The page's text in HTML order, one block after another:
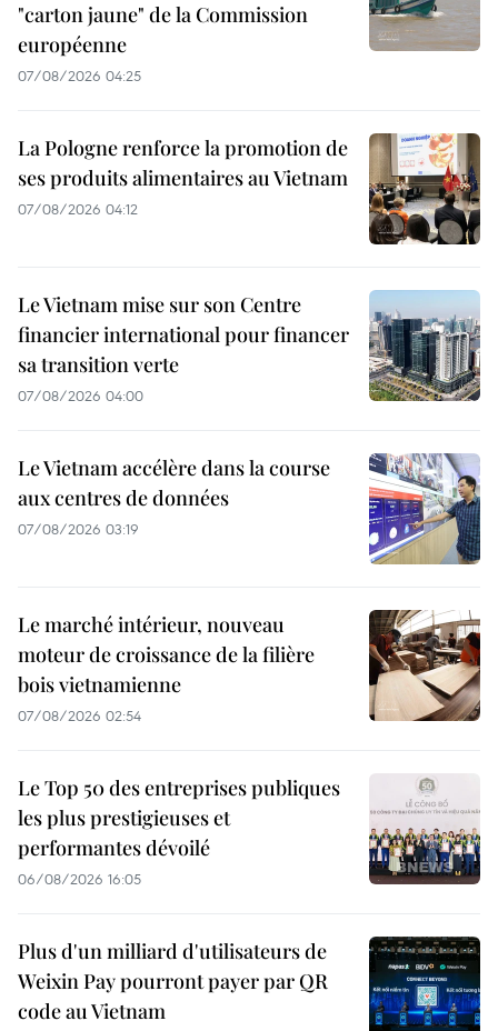
"carton jaune" de la Commission
européenne
07/08/2026 04:25
La Pologne renforce la promotion de
ses produits alimentaires au Vietnam
07/08/2026 04:12
Le Vietnam mise sur son Centre
financier international pour financer
sa transition verte
07/08/2026 04:00
Le Vietnam accélère dans la course
aux centres de données
07/08/2026 03:19
Le marché intérieur, nouveau
moteur de croissance de la filière
bois vietnamienne
07/08/2026 02:54
Le Top 50 des entreprises publiques
les plus prestigieuses et
performantes dévoilé
06/08/2026 16:05
Plus d'un milliard d'utilisateurs de
Weixin Pay pourront payer par QR
code au Vietnam